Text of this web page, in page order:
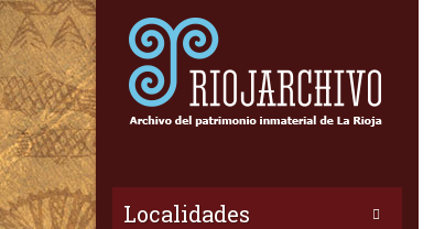
Localidades